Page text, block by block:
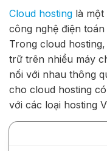
Cloud hosting là
công nghệ điện
Trong cloud
trữ trên nhiều máy
nối với nhau thông
cho cloud hosting
với các loại hosting